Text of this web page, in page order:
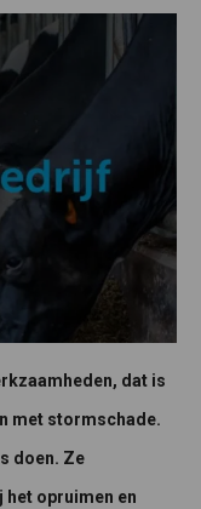
dat is
met stormschade.
doen. Ze
het opruimen en